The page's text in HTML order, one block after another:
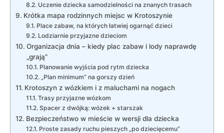
Uczenie dziecka samodzielności na znanych trasach
Krótka mapa rodzinnych miejsc w Krotoszynie
Place zabaw, na których łatwiej ogarnąć dzieci
Lodziarnie przyjazne dzieciom
Organizacja dnia – kiedy plac zabaw i lody naprawdę
„grają”
Planowanie wyjścia pod rytm dziecka
„Plan minimum” na gorszy dzień
Krotoszyn z wózkiem i z maluchami na nogach
Trasy przyjazne wózkom
Spacer z dwójką: wózek + starszak
Bezpieczeństwo w mieście w wersji dla dziecka
Proste zasady ruchu pieszych „po dziecięcemu”